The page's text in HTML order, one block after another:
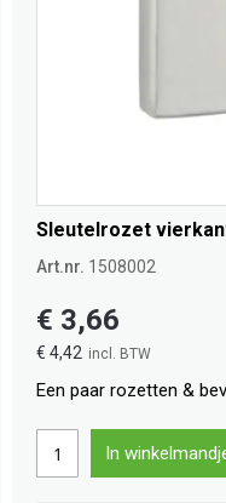
Sleutelrozet
Art.nr. 1508002
€ 4,42
€ 3,66
Een paar rozetten &
In